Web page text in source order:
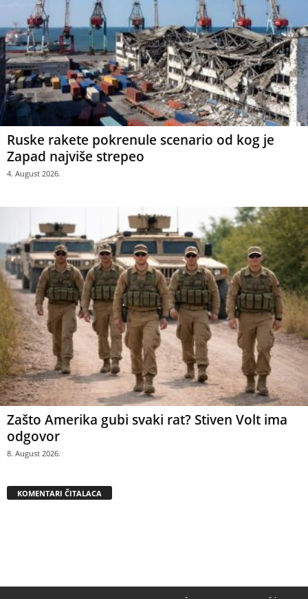
Ruske rakete pokrenule scenario od kog je
Zapad najviše strepeo
4. August 2026.
Zašto Amerika gubi svaki rat? Stiven Volt ima
odgovor
8. August 2026.
KOMENTARI ČITALACA